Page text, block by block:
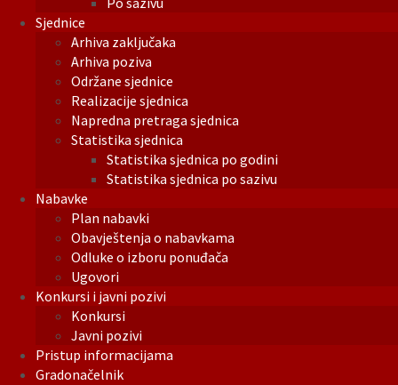
Sjednice
Arhiva zaključaka
Arhiva poziva
Održane sjednice
Realizacije sjednica
Napredna pretraga sjednica
Statistika sjednica
Statistika sjednica po godini
Statistika sjednica po sazivu
Nabavke
Plan nabavki
Obavještenja o nabavkama
Odluke o izboru ponuđača
Ugovori
Konkursi i javni pozivi
Konkursi
Javni pozivi
Pristup informacijama
Gradonačelnik